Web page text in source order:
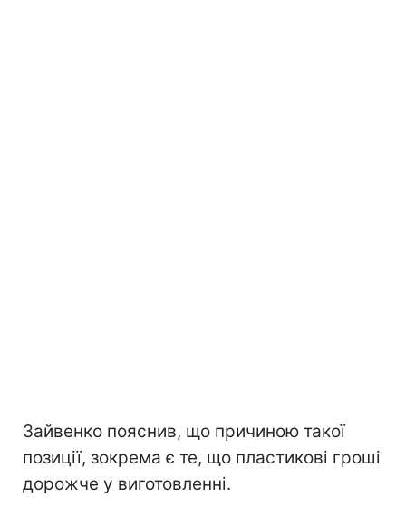
Зайвенко пояснив, що причиною такої
позиції, зокрема є те, що пластикові гроші
дорожче у виготовленні.